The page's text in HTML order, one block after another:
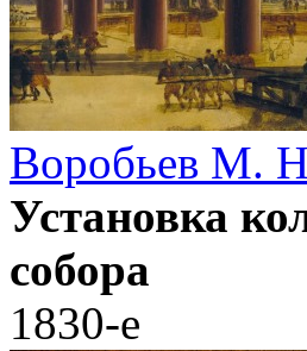
Воробьев М.
Установка
собора
1830-е